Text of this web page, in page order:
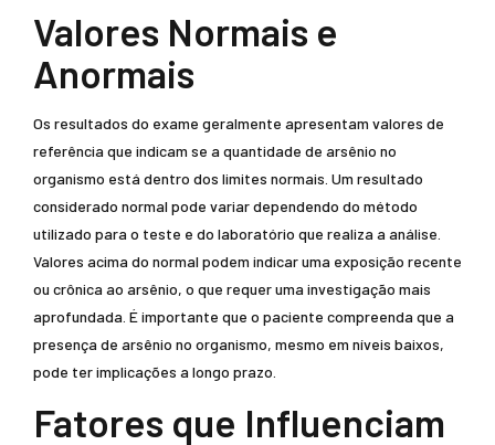
Valores Normais e
Anormais
Os resultados do exame geralmente apresentam valores de
referência que indicam se a quantidade de arsênio no
organismo está dentro dos limites normais. Um resultado
considerado normal pode variar dependendo do método
utilizado para o teste e do laboratório que realiza a análise.
Valores acima do normal podem indicar uma exposição recente
ou crônica ao arsênio, o que requer uma investigação mais
aprofundada. É importante que o paciente compreenda que a
presença de arsênio no organismo, mesmo em níveis baixos,
pode ter implicações a longo prazo.
Fatores que Influenciam